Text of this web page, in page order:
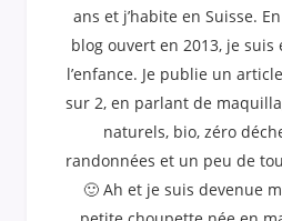
ans et j’habite en Suisse.
blog ouvert en 2013, je suis
l’enfance. Je publie un
sur 2, en parlant de
naturels, bio, zéro
randonnées et un peu de
🙂 Ah et je suis devenue